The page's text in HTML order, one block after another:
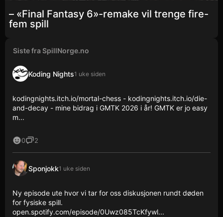
– «Final Fantasy 6»-remake vil trenge fire-
fem spill
Siste fra SpillNorge.no
Koding Nights1 uke siden
kodingnights.itch.io/mortal-chess - kodingnights.itch.io/die-
and-decay - mine bidrag i GMTK 2026 i år! GMTK er jo easy
m...
0 2
Sponjokk1 uke siden
Ny episode ute hvor vi tar for oss diskusjonen rundt døden
for fysiske spill.
open.spotify.com/episode/0Uwz085TcKfywl...